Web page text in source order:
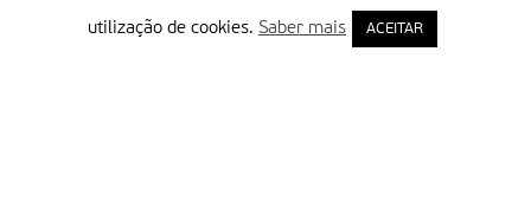
utilização de cookies. Saber mais ACEITAR